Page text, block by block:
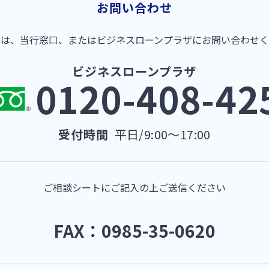
お問い合わせ
、当行窓口、またはビジネスローンプラザにお問い合わせ
ビジネスローンプラザ
0120-408-
受付時間 平日/9:00～17:00
ご相談シートにご記入の上ご送信ください
FAX：0985-35-0620